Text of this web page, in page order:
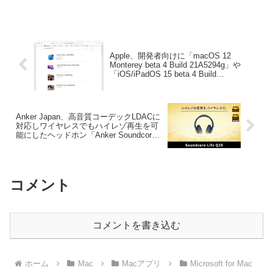
Apple、開発者向けに「macOS 12
Monterey beta 4 Build 21A5294g」や
「iOS/iPadOS 15 beta 4 Build
Anker Japan、高音質コーデックLDACに
対応しワイヤレスでもハイレゾ再生を可
能にしたヘッドホン「Anker Soundcore
コメント
コメントを書き込む
ホーム Mac Macアプリ Microsoft for Mac